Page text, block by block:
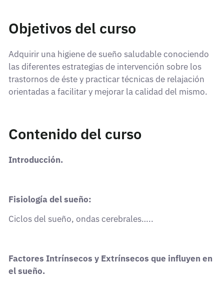
Objetivos del curso
Adquirir una higiene de sueño saludable conociendo
las diferentes estrategias de intervención sobre los
trastornos de éste y practicar técnicas de relajación
orientadas a facilitar y mejorar la calidad del mismo.
Contenido del curso
Introducción.
Fisiología del sueño:
Ciclos del sueño, ondas cerebrales…..
Factores Intrínsecos y Extrínsecos que influyen en
el sueño.